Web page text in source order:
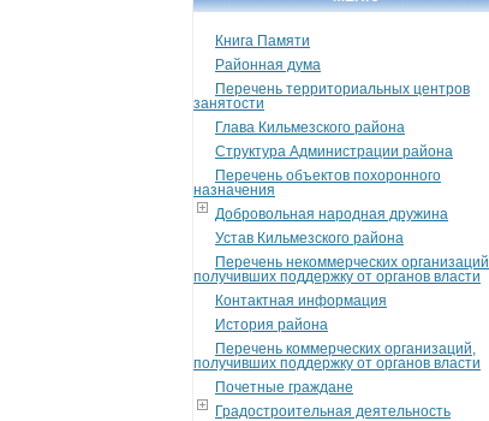
Книга Памяти
Районная дума
Перечень территориальных центров
занятости
Глава Кильмезского района
Структура Администрации района
Перечень объектов похоронного
назначения
Добровольная народная дружина
Устав Кильмезского района
Перечень некоммерческих организаций,
получивших поддержку от органов власти
Контактная информация
История района
Перечень коммерческих организаций,
получивших поддержку от органов власти
Почетные граждане
Градостроительная деятельность